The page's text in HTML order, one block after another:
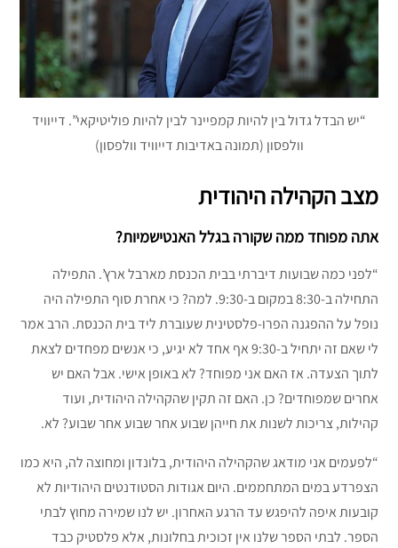
“יש הבדל גדול בין להיות קמפיינר לבין להיות פוליטיקאי”. דייוויד
וולפסון (תמונה באדיבות דייוויד וולפסון)
מצב הקהילה היהודית
אתה מפוחד ממה שקורה בגלל האנטישמיות?
“לפני כמה שבועות דיברתי בבית הכנסת מארבל ארץ’. התפילה
התחילה ב-8:30 במקום ב-9:30. למה? כי אחרת סוף התפילה היה
נופל על ההפגנה הפרו-פלסטינית שעוברת ליד בית הכנסת. הרב אמר
לי שאם זה יתחיל ב-9:30 אף אחד לא יגיע, כי אנשים מפחדים לצאת
לתוך הצעדה. אז האם אני מפוחד? לא באופן אישי. אבל האם יש
אחרים שמפוחדים? כן. האם זה תקין שהקהילה היהודית, ועוד
קהילות, צריכות לשנות את חייהן שבוע אחר שבוע אחר שבוע? לא.
“לפעמים אני מודאג שהקהילה היהודית, בלונדון ומחוצה לה, היא כמו
הצפרדע במים המתחממים. היום אגודות הסטודנטים היהודיות לא
קובעות איפה להיפגש עד הרגע האחרון. יש לנו שמירה מחוץ לבתי
הספר. לבתי הספר שלנו אין זכוכית בחלונות, אלא פלסטיק כבד